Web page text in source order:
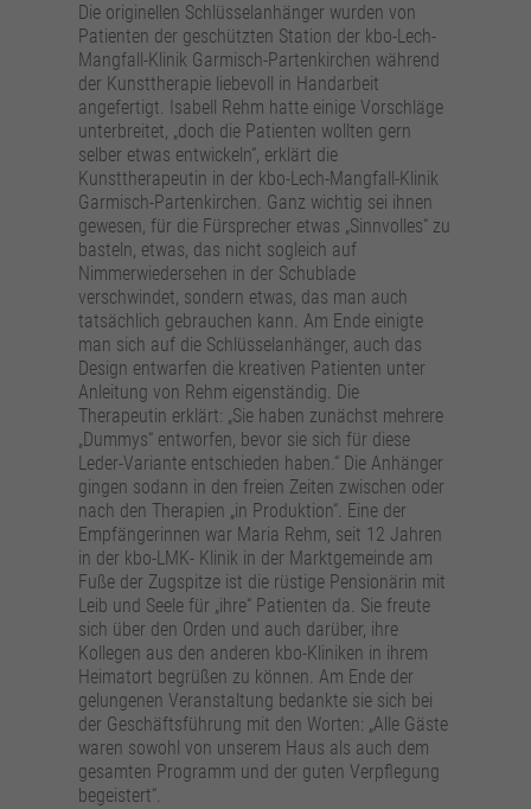
Die originellen Schlüsselanhänger wurden von
Patienten der geschützten Station der kbo-Lech-
Mangfall-Klinik Garmisch-Partenkirchen während
der Kunsttherapie liebevoll in Handarbeit
angefertigt. Isabell Rehm hatte einige Vorschläge
unterbreitet, „doch die Patienten wollten gern
selber etwas entwickeln“, erklärt die
Kunsttherapeutin in der kbo-Lech-Mangfall-Klinik
Garmisch-Partenkirchen. Ganz wichtig sei ihnen
gewesen, für die Fürsprecher etwas „Sinnvolles“ zu
basteln, etwas, das nicht sogleich auf
Nimmerwiedersehen in der Schublade
verschwindet, sondern etwas, das man auch
tatsächlich gebrauchen kann. Am Ende einigte
man sich auf die Schlüsselanhänger, auch das
Design entwarfen die kreativen Patienten unter
Anleitung von Rehm eigenständig. Die
Therapeutin erklärt: „Sie haben zunächst mehrere
„Dummys“ entworfen, bevor sie sich für diese
Leder-Variante entschieden haben.“ Die Anhänger
gingen sodann in den freien Zeiten zwischen oder
nach den Therapien „in Produktion“. Eine der
Empfängerinnen war Maria Rehm, seit 12 Jahren
in der kbo-LMK- Klinik in der Marktgemeinde am
Fuße der Zugspitze ist die rüstige Pensionärin mit
Leib und Seele für „ihre“ Patienten da. Sie freute
sich über den Orden und auch darüber, ihre
Kollegen aus den anderen kbo-Kliniken in ihrem
Heimatort begrüßen zu können. Am Ende der
gelungenen Veranstaltung bedankte sie sich bei
der Geschäftsführung mit den Worten: „Alle Gäste
waren sowohl von unserem Haus als auch dem
gesamten Programm und der guten Verpflegung
begeistert“.